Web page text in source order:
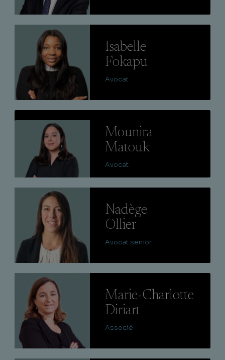
Isabelle
Fokapu
Avocat
Mounira
Matouk
Avocat
Nadège
Ollier
Avocat senior
Marie-Charlotte
Diriart
Associé